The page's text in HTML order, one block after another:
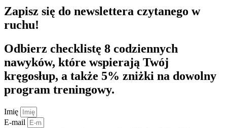
Zapisz się do newslettera czytanego w
ruchu!
Odbierz checklistę 8 codziennych
nawyków, które wspierają Twój
kręgosłup, a także 5% zniżki na dowolny
program treningowy.
Imię
E-mail